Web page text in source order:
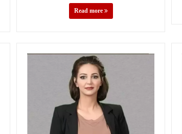
Read more